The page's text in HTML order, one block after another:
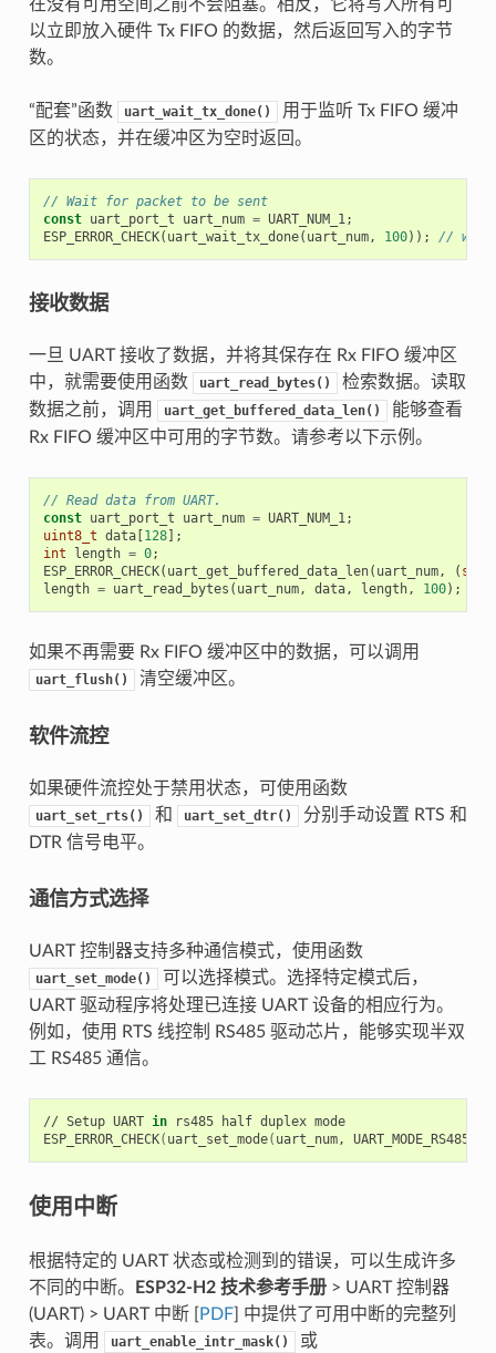
在没有可用空间之前不会阻塞。相反，它将写入所有可
以立即放入硬件 Tx FIFO 的数据，然后返回写入的字节
数。
“配套”函数 uart_wait_tx_done()
用于监听 Tx FIFO 缓冲
区的状态，并在缓冲区为空时返回。
// Wait for packet to be sent
const uart_port_t uart_num = UART_NUM_1;
ESP_ERROR_CHECK( uart_wait_tx_done( uart_num, 100)); // wait
接收数据
一旦 UART 接收了数据，并将其保存在 Rx FIFO 缓冲区
中，就需要使用函数
uart_read_bytes()
检索数据。读取
数据之前，调用
uart_get_buffered_data_len()
能够查看
Rx FIFO 缓冲区中可用的字节数。请参考以下示例。
// Read data from UART.
const uart_port_t uart_num = UART_NUM_1;
uint8_t data[ 128];
int
length = 0;
ESP_ERROR_CHECK( uart_get_buffered_data_len( uart_num, (
length = uart_read_bytes ( uart_num, data, length, 100);
如果不再需要 Rx FIFO 缓冲区中的数据，可以调用
uart_flush() 清空缓冲区。
软件流控
如果硬件流控处于禁用状态，可使用函数
uart_set_rts() 和 uart_set_dtr()
分别手动设置 RTS 和
DTR 信号电平。
通信方式选择
UART 控制器支持多种通信模式，使用函数
uart_set_mode()
可以选择模式。选择特定模式后，
UART 驱动程序将处理已连接 UART 设备的相应行为。
例如，使用 RTS 线控制 RS485 驱动芯片，能够实现半双
工 RS485 通信。
// Setup UART in rs485 half duplex mode
ESP_ERROR_CHECK( uart_set_mode( uart_num,
使用中断
根据特定的 UART 状态或检测到的错误，可以生成许多
不同的中断。
ESP32-H2 技术参考手册> UART 控制器
(UART) > UART 中断 [
PDF] 中提供了可用中断的完整列
表。调用
uart_enable_intr_mask() 或